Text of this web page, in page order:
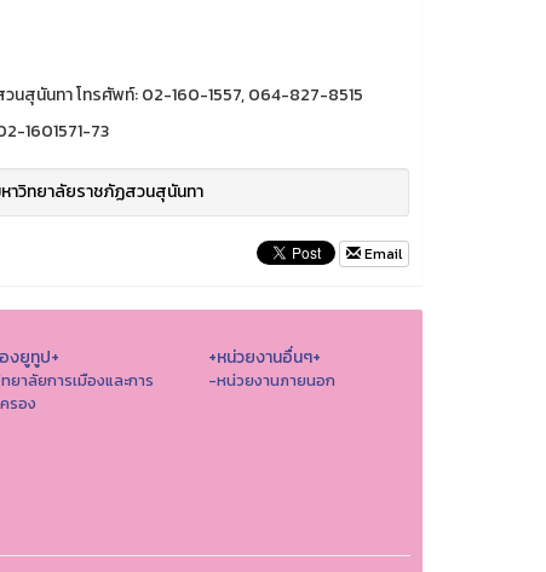
นสุนันทา โทรศัพท์: 02-160-1557, 064-827-8515
1601571-73
าวิทยาลัยราชภัฏสวนสุนันทา
Email
งยูทูป+
ยาลัยการเมืองและการ
รอง
+หน่วยงานอื่นๆ+
-หน่วยงานภายนอก